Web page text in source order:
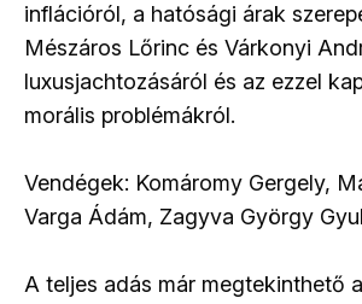
inflációról, a hatósági árak
Mészáros Lőrinc és Várkonyi
luxusjachtozásáról és az ezzel
morális problémákról.
Vendégek: Komáromy Gergely,
Varga Ádám, Zagyva György
A teljes adás már megtekinthető